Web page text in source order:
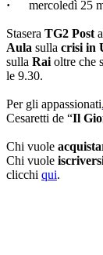
·
mercoledì 25
Stasera TG2 Post
Aula sulla crisi in
sulla Rai oltre che
le 9.30.
Per gli appassionati,
Cesaretti de “Il
Chi vuole
Chi vuole
clicchi qui.